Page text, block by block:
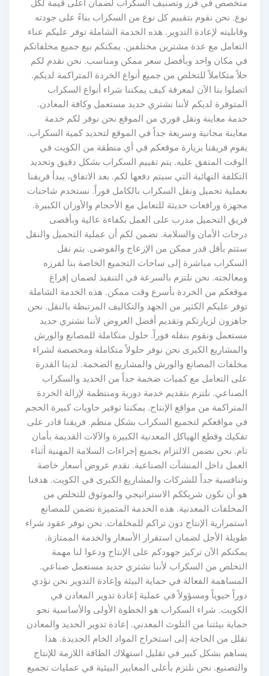
متخصص في فرز وتصنيف السكراب لضمان أعلى قيمة لكل
نوع. نحن نقوم بتقييم كل نوع من السكراب بناءً على جودته
وقابليته لإعادة التدوير. هذه الخدمة الشاملة توفر عليكم عناء
التعامل مع عدة مشترين مختلفين. يمكنكم بيع جميع مخلفاتكم
في مكان واحد وبأفضل سعر ممكن ومناسب. نحن نقدم لكم
حلاً متكاملاً للتخلص من جميع أنواع الخردة المتراكمة لديكم.
اتصلوا بنا الآن لمعرفة كيف يمكننا شراء أنواع السكراب
المتوفرة لديكم لأننا نشتري حديد مستعمل وكافة المعادن.
خدمة معاينة ونقل فوري من الموقع نحن نوفر لكم خدمة
معاينة مجانية وسريعة جداً في الموقع لتحديد كمية السكراب.
يقوم فريقنا بزيارة موقعكم في أي منطقة من الكويت في
الوقت المتفق عليه. يتم تقييم السكراب بشكل دقيق وتحديد
التكلفة النهائية التي سيتم دفعها لكم. بعد الاتفاق، يبدأ فريقنا
بعملية تحميل ونقل السكراب بالكامل فوراً. نستخدم شاحنات
مجهزة ورافعات حديثة للتعامل مع الأحجام والأوزان الكبيرة.
فريق التحميل مدرب على العمل بكفاءة عالية وبأقصى
درجات الأمان والسلامة. نضمن لكم أن عملية التحميل والنقل
ستتم بأقل قدر ممكن من الإزعاج والفوضى. يتم نقل
السكراب مباشرة إلى ساحات التجميع الخاصة بنا لفرزه
ومعالجته. نحن نلتزم بالسرعة في التنفيذ لضمان إفراغ
موقعكم من الخردة بأسرع وقت ممكن. هذه الخدمة الشاملة
توفر عليكم الكثير من الجهد والتكاليف المرتبطة بالنقل. نحن
جاهزون لزيارتكم وتقديم أفضل العروض لأننا نشتري حديد
مستعمل ونقوم بنقله فوراً. حلول متكاملة للمصانع والورش
والمشاريع الكبرى نحن نوفر حلولاً متكاملة ومخصصة لشراء
مخلفات المصانع والورش والمشاريع الضخمة. لدينا القدرة
على التعامل مع كميات ضخمة جداً من الحديد والسكراب
الصناعي. نلتزم بتقديم خدمة دورية ومنتظمة لإزالة الخردة
المتراكمة من مواقع الإنتاج. يمكننا توفير حاويات كبيرة الحجم
في مواقعكم لتجميع السكراب بشكل منظم. فريقنا قادر على
تفكيك وقطع الهياكل المعدنية الكبيرة والآلات القديمة بأمان
تام. نحن نضمن الالتزام بجميع إجراءات السلامة المهنية أثناء
العمل داخل المنشآت الصناعية. نقدم عروض أسعار خاصة
وتنافسية جداً للشركات والمشاريع الكبرى في الكويت. هدفنا
هو أن نكون شريككم الاستراتيجي والموثوق للتخلص من
المخلفات المعدنية. هذه الخدمة المتميزة تضمن للمصانع
استمرارية الإنتاج دون تراكم للمخلفات. نحن نوفر عقود شراء
طويلة الأجل لضمان استقرار الأسعار والخدمة الممتازة.
يمكنكم الآن تركيز جهودكم على الإنتاج ودعوا لنا مهمة
التخلص من السكراب لأننا نشتري حديد مستعمل صناعي.
المساهمة الفعالة في حماية البيئة وإعادة التدوير نحن نؤدي
دوراً حيوياً ومسؤولاً في عملية إعادة تدوير المعادن في
الكويت. شراء السكراب هو الخطوة الأولى والأساسية نحو
حماية بيئتنا من التلوث المعدني. إعادة تدوير الحديد والمعادن
تقلل من الحاجة إلى استخراج المواد الخام الجديدة. هذا
يساهم بشكل كبير في تقليل استهلاك الطاقة اللازمة للإنتاج
والتصنيع. نحن نلتزم بأعلى المعايير البيئية في عمليات تجميع